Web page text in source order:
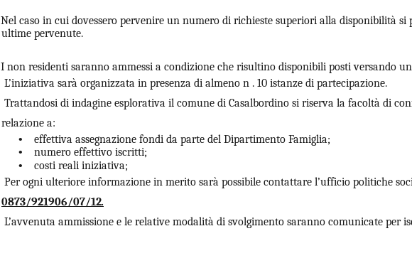
Nel caso in cui dovessero pervenire un numero di richieste superiori alla disponibilità si
ultime pervenute.
I non residenti saranno ammessi a condizione che risultino disponibili posti versando
L’iniziativa sarà organizzata in presenza di almeno n . 10 istanze di partecipazione.
Trattandosi di indagine esplorativa il comune di Casalbordino si riserva la facoltà di
relazione a:
• effettiva assegnazione fondi da parte del Dipartimento Famiglia;
• numero effettivo iscritti;
•
costi reali iniziativa;
Per ogni ulteriore informazione in merito sarà possibile contattare l’ufficio politiche
0873/921906/07/12.
L’avvenuta ammissione e le relative modalità di svolgimento saranno comunicate per